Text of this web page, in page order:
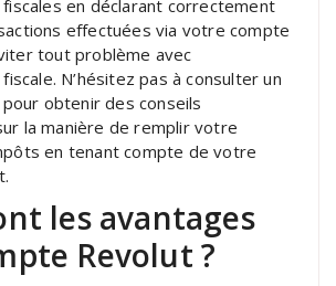
en déclarant correctement
effectuées via votre compte
tout problème avec
N’hésitez pas à consulter un
obtenir des conseils
la manière de remplir votre
en tenant compte de votre
les avantages
Revolut ?